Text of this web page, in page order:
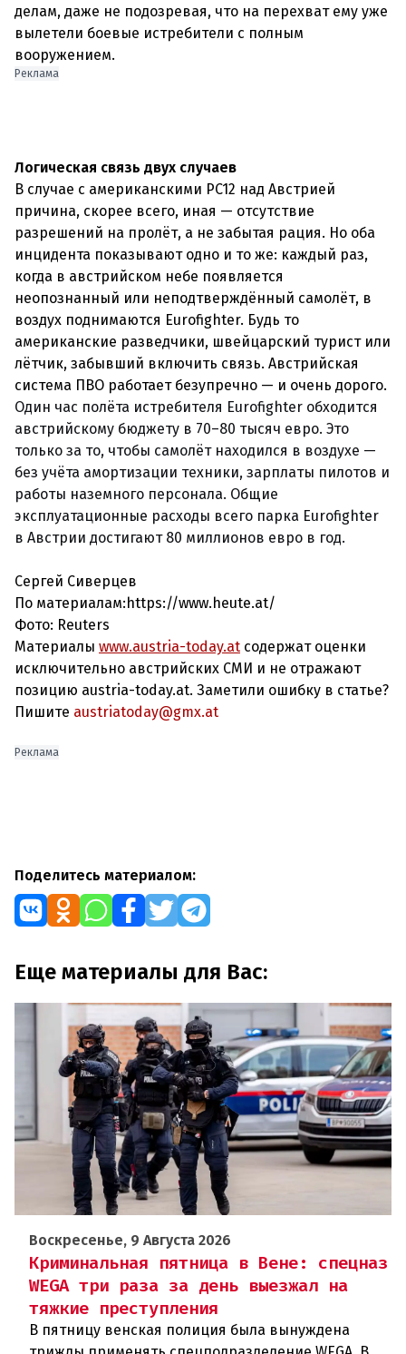
делам, даже не подозревая, что на перехват ему уже
вылетели боевые истребители с полным
вооружением.
Реклама
Логическая связь двух случаев
В случае с американскими PC12 над Австрией
причина, скорее всего, иная — отсутствие
разрешений на пролёт, а не забытая рация. Но оба
инцидента показывают одно и то же: каждый раз,
когда в австрийском небе появляется
неопознанный или неподтверждённый самолёт, в
воздух поднимаются Eurofighter. Будь то
американские разведчики, швейцарский турист или
лётчик, забывший включить связь. Австрийская
система ПВО работает безупречно — и очень дорого.
Один час полёта истребителя Eurofighter обходится
австрийскому бюджету в 70–80 тысяч евро. Это
только за то, чтобы самолёт находился в воздухе —
без учёта амортизации техники, зарплаты пилотов и
работы наземного персонала. Общие
эксплуатационные расходы всего парка Eurofighter
в Австрии достигают 80 миллионов евро в год.
Сергей Сиверцев
По материалам:https://www.heute.at/
Фото: Reuters
Материалы www.austria-today.at содержат оценки
исключительно австрийских СМИ и не отражают
позицию austria-today.at. Заметили ошибку в статье?
Пишите austriatoday@gmx.at
Реклама
Поделитесь материалом:
Еще материалы для Вас:
Воскресенье, 9 Августа 2026
Криминальная пятница в Вене: спецназ
WEGA три раза за день выезжал на
тяжкие преступления
В пятницу венская полиция была вынуждена